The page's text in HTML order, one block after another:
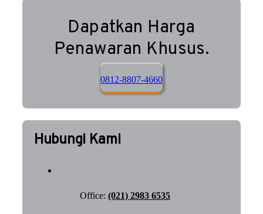
Dapatkan Harga
Penawaran Khusus.
0812-8807-4660
Hubungi Kami
Office:(021) 2983 6535